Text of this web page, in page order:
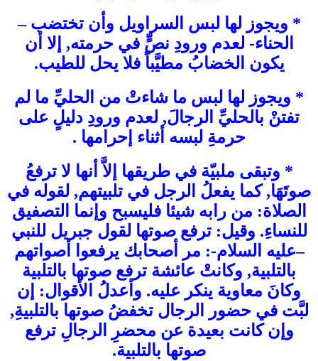
* ويجوز لها لبس السراويل وأن تختضب –
الحناء- لعدم ورودِ نصٍّ في حرمته, إلا أن
يكون الخضابُ مطيَّباً فلا يحل للطيب.
* ويجوز لها لبس ما شاءتْ من الحليِّ ما لم
تفتنْ بالحليِّ الرجالَ, لعدم ورودِ دليلٍ على
حرمةِ لبسه أثناء إحرامها .
* وتبقى ملبيّة في طريقها إلاَّ أنها لا ترفعُ
صوتَهَا, كما يفعلُ الرجل في تلبيتهم, لقوله في
الصلاة: من رابه شيئا فليسبح وإنما التصفيق
للنساءِ. وقيل: ترفع صوتها لقول جبريل للنبي
–عليه السلام-: مر أصحابك يرفعوا أصواتهم
بالتلبية, وكانتْ عائشة ترفع صوتها بالتلبية
وكانَ معاوية ينكر عليه. وأعدلُ الأقوال: إن
لبَّت في حضور الرجال تخفضُ صوتها بالتلبيةِ,
وإن كانت بعيدة عن محضرِ الرجالِ ترفع
صوتها بالتلبية.